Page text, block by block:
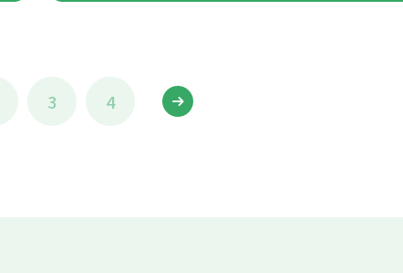
3 4